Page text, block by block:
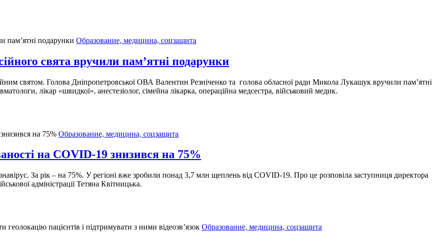
Образование, медицина, соцзащита
свята вручили пам’ятні подарунки
святом. Голова Дніпропетровської ОВА Валентин Резніченко та голова обласної ради Микола Лукашук вручили пам’ятні
лікар «швидкої», анестезіолог, сімейна лікарка, операційна медсестра, військовий медик.
Образование, медицина, соцзащита
на COVID-19 знизився на 75%
За рік – на 75%. У регіоні вже зробили понад 3,7 млн щеплень від COVID-19. Про це розповіла заступниця директора
адміністрації Тетяна Квітницька.
Образование, медицина, соцзащита